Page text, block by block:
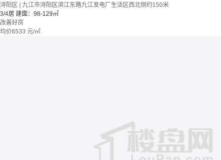
浔阳区 | 九江市浔阳区滨江东路九江发电厂生活区西北侧约150米
3/4居 建面：98-129㎡
改善好房
均价6533 元/㎡